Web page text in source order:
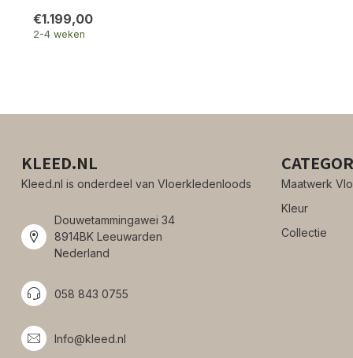
€1.199,00
2-4 weken
KLEED.NL
Kleed.nl is onderdeel van Vloerkledenloods
Douwetammingawei 34
8914BK Leeuwarden
Nederland
058 843 0755
Info@kleed.nl
Maatwerk
Kleur
Collectie